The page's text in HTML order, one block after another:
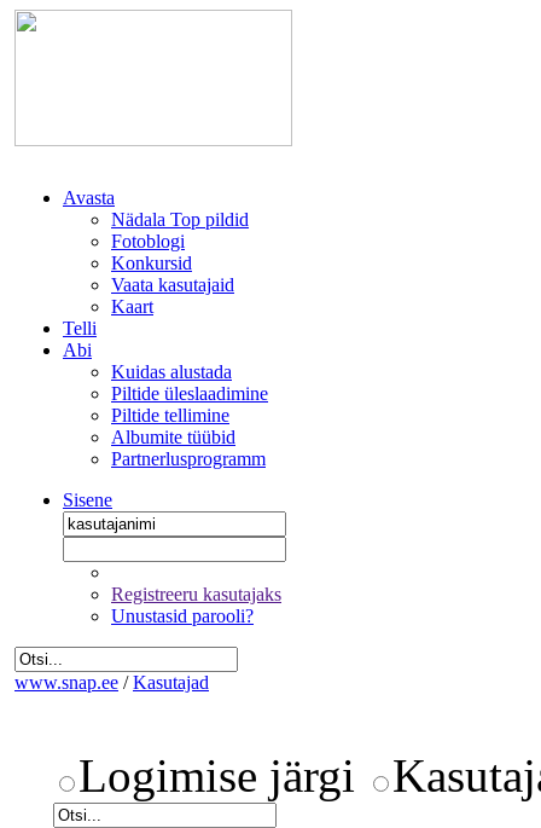
Avasta
Nädala Top pildid
Fotoblogi
Konkursid
Vaata kasutajaid
Kaart
Telli
Abi
Kuidas alustada
Piltide üleslaadimine
Piltide tellimine
Albumite tüübid
Partnerlusprogramm
Sisene
Registreeru kasutajaks
Unustasid parooli?
www.snap.ee / Kasutajad
Logimise järgi